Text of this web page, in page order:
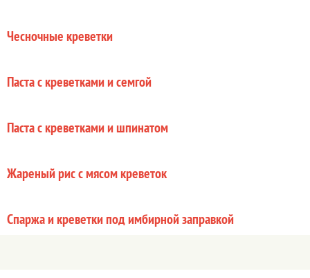
Чесночные креветки
Паста с креветками и семгой
Паста с креветками и шпинатом
Жареный рис с мясом креветок
Спаржа и креветки под имбирной заправкой